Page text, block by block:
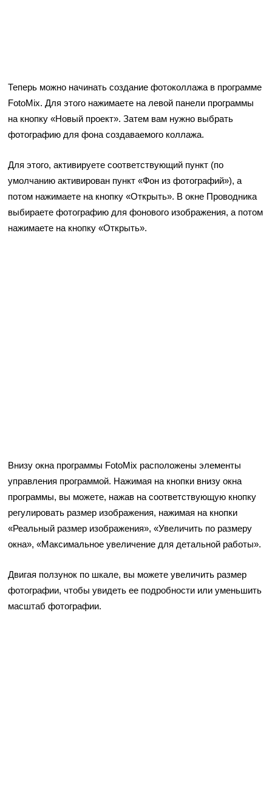
Теперь можно начинать создание фотоколлажа в программе
FotoMix. Для этого нажимаете на левой панели программы
на кнопку «Новый проект». Затем вам нужно выбрать
фотографию для фона создаваемого коллажа.
Для этого, активируете соответствующий пункт (по
умолчанию активирован пункт «Фон из фотографий»), а
потом нажимаете на кнопку «Открыть». В окне Проводника
выбираете фотографию для фонового изображения, а потом
нажимаете на кнопку «Открыть».
Внизу окна программы FotoMix расположены элементы
управления программой. Нажимая на кнопки внизу окна
программы, вы можете, нажав на соответствующую кнопку
регулировать размер изображения, нажимая на кнопки
«Реальный размер изображения», «Увеличить по размеру
окна», «Максимальное увеличение для детальной работы».
Двигая ползунок по шкале, вы можете увеличить размер
фотографии, чтобы увидеть ее подробности или уменьшить
масштаб фотографии.